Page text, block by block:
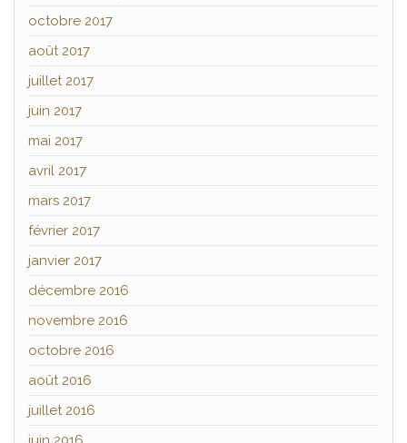
octobre 2017
août 2017
juillet 2017
juin 2017
mai 2017
avril 2017
mars 2017
février 2017
janvier 2017
décembre 2016
novembre 2016
octobre 2016
août 2016
juillet 2016